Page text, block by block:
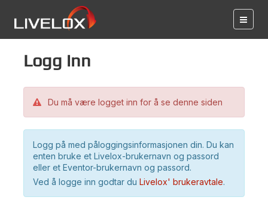
Logg inn
Du må være logget inn for å se denne siden
Logg på med påloggingsinformasjonen din. Du kan
enten bruke et Livelox-brukernavn og passord
eller et Eventor-brukernavn og passord.
Ved å logge inn godtar du Livelox' brukeravtale.